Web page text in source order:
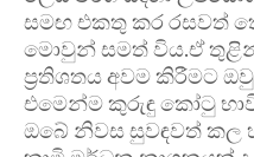
සමඟ එකතු කර රසවත්
මොවුන් සමත් විය.ඒ
ප්‍රතිශතය අවම කිරීමට
එමෙන්ම කුරුඳු කෝටු
ඔබේ නිවස සුවඳවත් කල